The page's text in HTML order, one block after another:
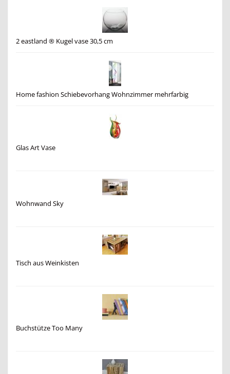
2 eastland ® Kugel vase 30,5 cm
Home fashion Schiebevorhang Wohnzimmer mehrfarbig
Glas Art Vase
Wohnwand Sky
Tisch aus Weinkisten
Buchstütze Too Many